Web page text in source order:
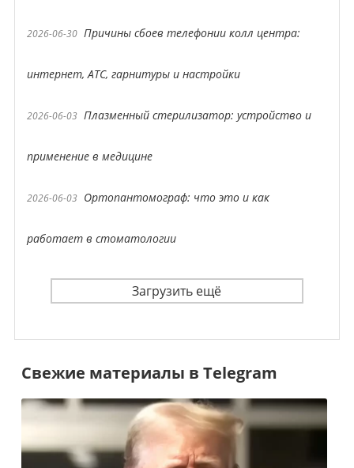
2026-06-30 Причины сбоев телефонии колл центра:
интернет, АТС, гарнитуры и настройки
2026-06-03 Плазменный стерилизатор: устройство и
применение в медицине
2026-06-03 Ортопантомограф: что это и как
работает в стоматологии
Загрузить ещё
Свежие материалы в Telegram